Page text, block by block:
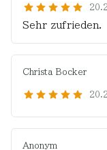
Sehr zufrieden.
Christa Bocker
Anonym